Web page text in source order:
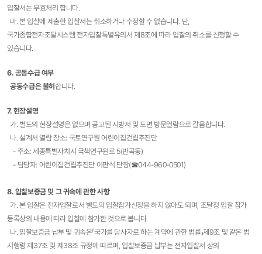
입찰서는 무효처리 합니다.
마. 본 입찰에 제출한 입찰서는 취소하거나 수정할 수 없습니다. 단,
국가종합전자조달시스템 전자입찰특별유의서 제8조에 따라 입찰의 취소를 신청할 수
있습니다.
6. 공동수급 여부
공동수급은 불허합니다.
7. 현장설명
가. 별도의 현장설명은 없으며 공고된 시방서 및 도면 방문열람으로 갈음합니다.
나. 설계서 열람 장소: 국토연구원 어린이집건립추진단
- 주소: 세종특별자치시 국책연구원로 5(반곡동)
- 담당자: 어린이집건립추진단 이판식 단장(☎044-960-0501)
8. 입찰보증금 및 그 귀속에 관한 사항
가. 본 입찰은 전자입찰로서 별도의 입찰참가신청을 하지 않아도 되며, 조달청 입찰 참가
등록상의 내용에 따라 입찰에 참가한 것으로 봅니다.
나. 입찰보증금 납부 및 귀속은「국가를 당사자로 하는 계약에 관한 법률」제9조 및 같은 법
시행령 제37조 및 제38조 규정에 따르며, 입찰보증금 납부는 전자입찰서 상의